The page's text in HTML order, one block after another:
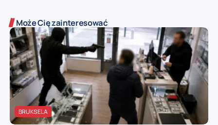
Może Cię zainteresować
BRUKSELA